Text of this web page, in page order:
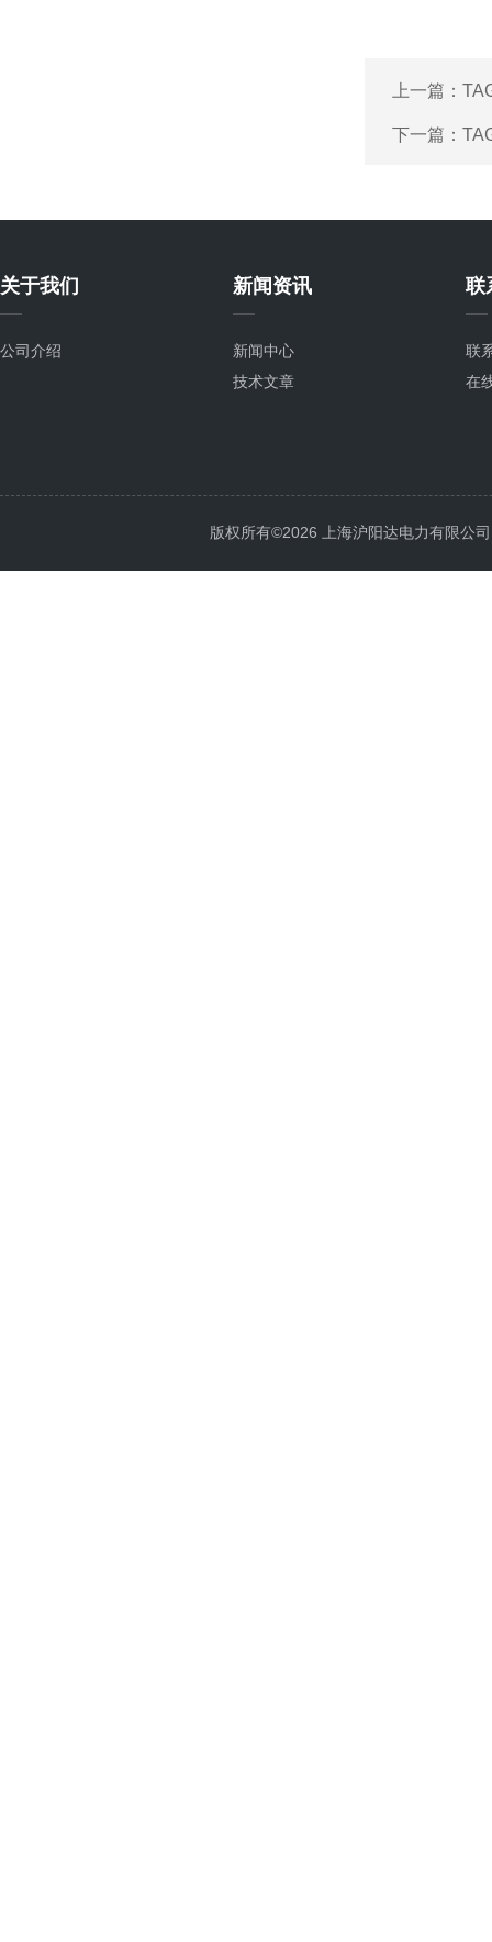
上一篇：
下一篇：
关于我们
公司介绍
新闻资讯
新闻中心
技术文章
联
联
在
版权所有©2026 上海沪阳达电力有限公